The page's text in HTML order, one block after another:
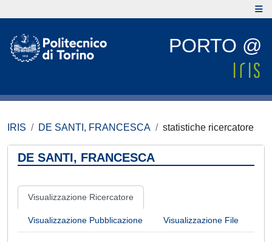
PORTO @
IRIS DE SANTI, FRANCESCA statistiche ricercatore
DE SANTI, FRANCESCA
Visualizzazione Ricercatore
Visualizzazione Pubblicazione Visualizzazione File